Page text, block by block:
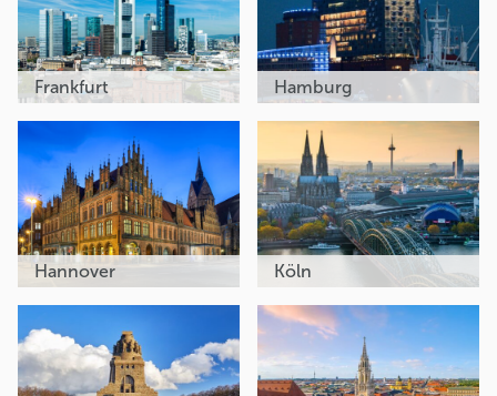
Frankfurt Hamburg
Hannover Köln